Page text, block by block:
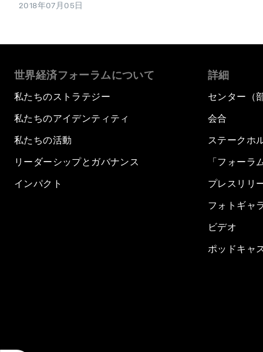
2018年07月05日
世界経済フォーラムについて
私たちのストラテジー
私たちのアイデンティティ
私たちの活動
リーダーシップとガバナンス
インパクト
詳細
センター（
会合
ステークホ
「フォーラ
プレスリリ
フォトギャ
ビデオ
ポッドキャ